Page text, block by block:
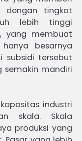
dengan tingkat
lebih tinggi
yang membuat
besarnya
subsidi tersebut
semakin mandiri
industri
skala. Skala
produksi yang